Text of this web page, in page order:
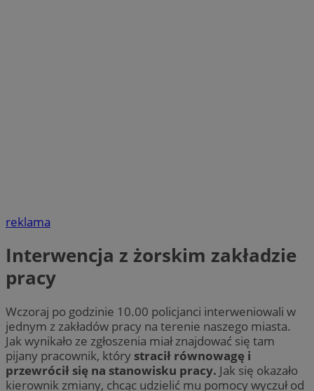
reklama
Interwencja z żorskim zakładzie
pracy
Wczoraj po godzinie 10.00 policjanci interweniowali w
jednym z zakładów pracy na terenie naszego miasta.
Jak wynikało ze zgłoszenia miał znajdować się tam
pijany pracownik, który stracił równowagę i
przewrócił się na stanowisku pracy. Jak się okazało
kierownik zmiany, chcąc udzielić mu pomocy wyczuł od